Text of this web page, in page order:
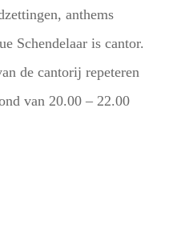
anthems
Schendelaar is cantor.
de cantorij repeteren
van 20.00 – 22.00